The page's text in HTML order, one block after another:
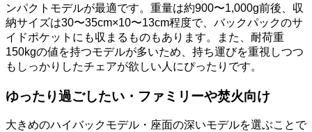
ンパクトモデルが最適です。重量は約900〜1,000g前後、収
納サイズは30〜35cm×10〜13cm程度で、バックパックのサ
イドポケットにも収まるものもあります。また、耐荷重
150kgの値を持つモデルが多いため、持ち運びを重視しつつ
もしっかりしたチェアが欲しい人にぴったりです。
ゆったり過ごしたい・ファミリーや焚火向け
大きめのハイバックモデル・座面の深いモデルを選ぶことで